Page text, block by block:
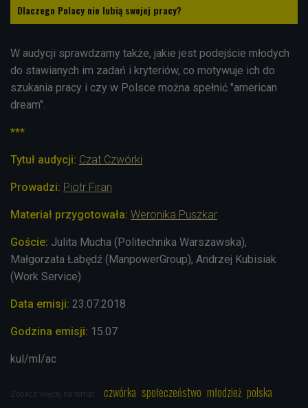
Dlaczego Polacy nie lubią swojej pracy?
W audycji sprawdzamy także, jakie jest podejście młodych
do stawianych im zadań i kryteriów, co motywuje ich do
szukania pracy i czy w Polsce można spełnić "american
dream".
***
Tytuł audycji: Czat Czwórki
Prowadzi: Piotr Firan
Materiał przygotowała: Weronika Puszkar
Goście: Julita Mucha (Politechnika Warszawska),
Małgorzata Łabędź (ManpowerGroup), Andrzej Kubisiak
(Work Service)
Data emisji: 23.07.2018
Godzina emisji: 15.07
kul/ml/ac
Zobacz więcej na temat: czwórka społeczeństwo młodzież polska